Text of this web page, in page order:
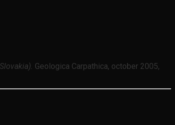
Geologica Carpathica, october 2005,